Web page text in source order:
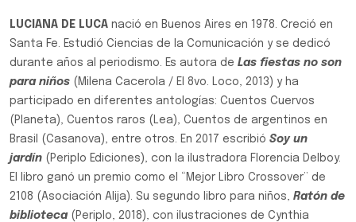
LUCIANA DE LUCA nació en Buenos Aires en 1978. Creció en
Santa Fe. Estudió Ciencias de la Comunicación y se dedicó
durante años al periodismo. Es autora de Las fiestas no son
para niños (Milena Cacerola / El 8vo. Loco, 2013) y ha
participado en diferentes antologías: Cuentos Cuervos
(Planeta), Cuentos raros (Lea), Cuentos de argentinos en
Brasil (Casanova), entre otros. En 2017 escribió Soy un
jardín (Periplo Ediciones), con la ilustradora Florencia Delboy.
El libro ganó un premio como el “Mejor Libro Crossover” de
2108 (Asociación Alija). Su segundo libro para niños, Ratón de
biblioteca(Periplo, 2018), con ilustraciones de Cynthia